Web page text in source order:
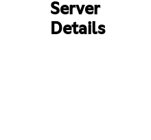
Server
Details